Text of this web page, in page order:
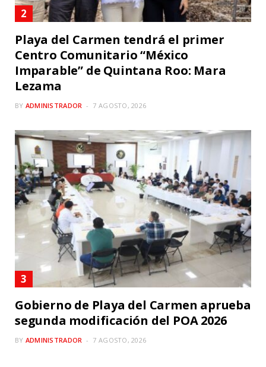
Playa del Carmen tendrá el primer
Centro Comunitario “México
Imparable” de Quintana Roo: Mara
Lezama
BY ADMINISTRADOR 7 AGOSTO, 2026
Gobierno de Playa del Carmen aprueba
segunda modificación del POA 2026
BY ADMINISTRADOR 7 AGOSTO, 2026